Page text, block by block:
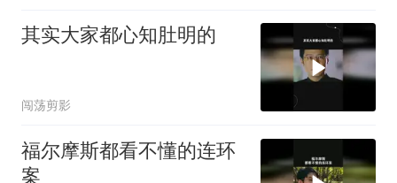
其实大家都心知肚明的
闯荡剪影
福尔摩斯都看不懂的连环
案